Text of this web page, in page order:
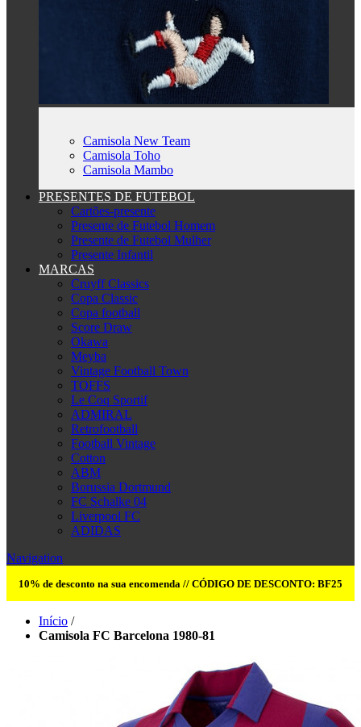
Camisola New Team
Camisola Toho
Camisola Mambo
PRESENTES DE FUTEBOL
Cartões-presente
Presente de Futebol Homem
Presente de Futebol Mulher
Presente Infantil
MARCAS
Cruyff Classics
Copa Classic
Copa football
Score Draw
Okawa
Meyba
Vintage Football Town
TOFFS
Le Coq Sportif
ADMIRAL
Retrofootball
Football Vintage
Cotton
ABM
Borussia Dortmund
FC Schalke 04
Liverpool FC
ADIDAS
Navigation
10% de desconto na sua encomenda // CÓDIGO DE DESCONTO: BF25
Início /
Camisola FC Barcelona 1980-81